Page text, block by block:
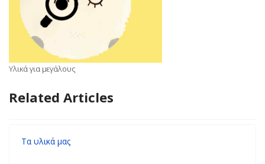
Υλικά για μεγάλους
Related Articles
Τα υλικά μας